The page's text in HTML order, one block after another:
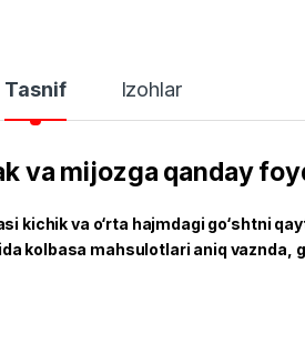
Tasnif Izohlar
va mijozga qanday
kichik va o‘rta hajmdagi go‘shtni
kolbasa mahsulotlari aniq vaznda,